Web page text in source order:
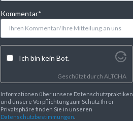
Pflichtfeld
Kommentar*
Ich bin kein Bot.
Geschützt durch ALTCHA
Informationen über unsere Datenschutzpraktiken
und unsere Verpflichtung zum Schutz Ihrer
Privatsphäre finden Sie in unseren
Datenschutzbestimmungen